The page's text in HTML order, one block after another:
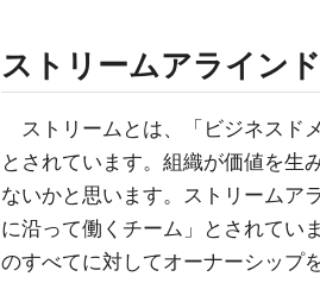
ストリームアライン
ストリームとは、「ビジネスド
とされています。組織が価値を生
ないかと思います。ストリームア
に沿って働くチーム」とされてい
のすべてに対してオーナーシップ